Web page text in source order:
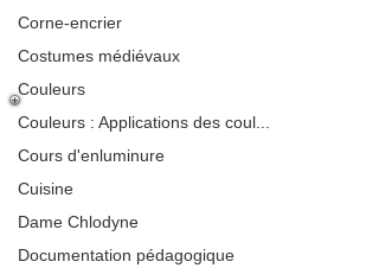
Corne-encrier
Costumes médiévaux
Couleurs
Couleurs : Applications des coul...
Cours d'enluminure
Cuisine
Dame Chlodyne
Documentation pédagogique